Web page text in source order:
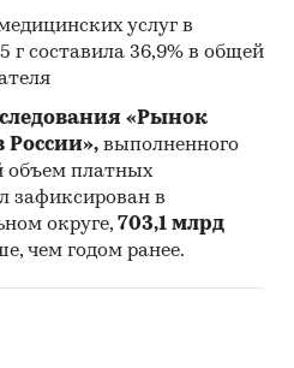
услуг в
составила 36,9% в общей
«Рынок
России», выполненного
объем платных
зафиксирован в
округе, 703,1 млрд
чем годом ранее.